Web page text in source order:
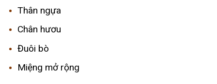
Thân ngựa
Chân hươu
Đuôi bò
Miệng mở rộng